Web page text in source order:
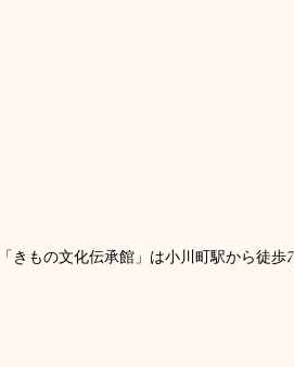
きもの文化伝承館」は小川町駅から徒歩